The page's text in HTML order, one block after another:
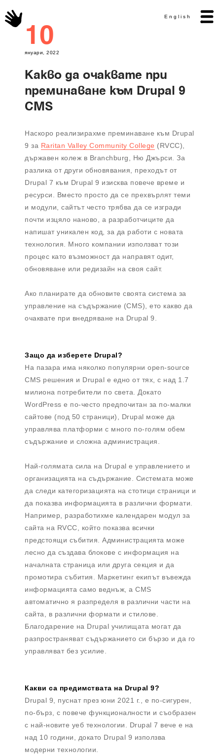
English
10
януари, 2022
Какво да очаквате при
преминаване към Drupal 9
CMS
Наскоро реализирахме преминаване към Drupal
9 за Raritan Valley Community College (RVCC),
държавен колеж в Branchburg, Ню Джърси. За
разлика от други обновявания, преходът от
Drupal 7 към Drupal 9 изисква повече време и
ресурси. Вместо просто да се прехвърлят теми
и модули, сайтът често трябва да се изгради
почти изцяло наново, а разработчиците да
напишат уникален код, за да работи с новата
технология. Много компании използват този
процес като възможност да направят одит,
обновяване или редизайн на своя сайт.
Ако планирате да обновите своята система за
управление на съдържание (CMS), ето какво да
очаквате при внедряване на Drupal 9.
Защо да изберете Drupal?
На пазара има няколко популярни open-source
CMS решения и Drupal е едно от тях, с над 1.7
милиона потребители по света. Докато
WordPress е по-често предпочитан за по-малки
сайтове (под 50 страници), Drupal може да
управлява платформи с много по-голям обем
съдържание и сложна администрация.
Най-голямата сила на Drupal е управлението и
организацията на съдържание. Системата може
да следи категоризацията на стотици страници и
да показва информацията в различни формати.
Например, разработихме календарен модул за
сайта на RVCC, който показва всички
предстоящи събития. Администрацията може
лесно да създава блокове с информация на
началната страница или друга секция и да
промотира събития. Маркетинг екипът въвежда
информацията само веднъж, а CMS
автоматично я разпределя в различни части на
сайта, в различни формати и стилове.
Благодарение на Drupal училищата могат да
разпространяват съдържанието си бързо и да го
управляват без усилие.
Какви са предимствата на Drupal 9?
Drupal 9, пуснат през юни 2021 г., е по-сигурен,
по-бърз, с повече функционалности и съобразен
с най-новите уеб технологии. Drupal 7 вече е на
над 10 години, докато Drupal 9 използва
модерни технологии.